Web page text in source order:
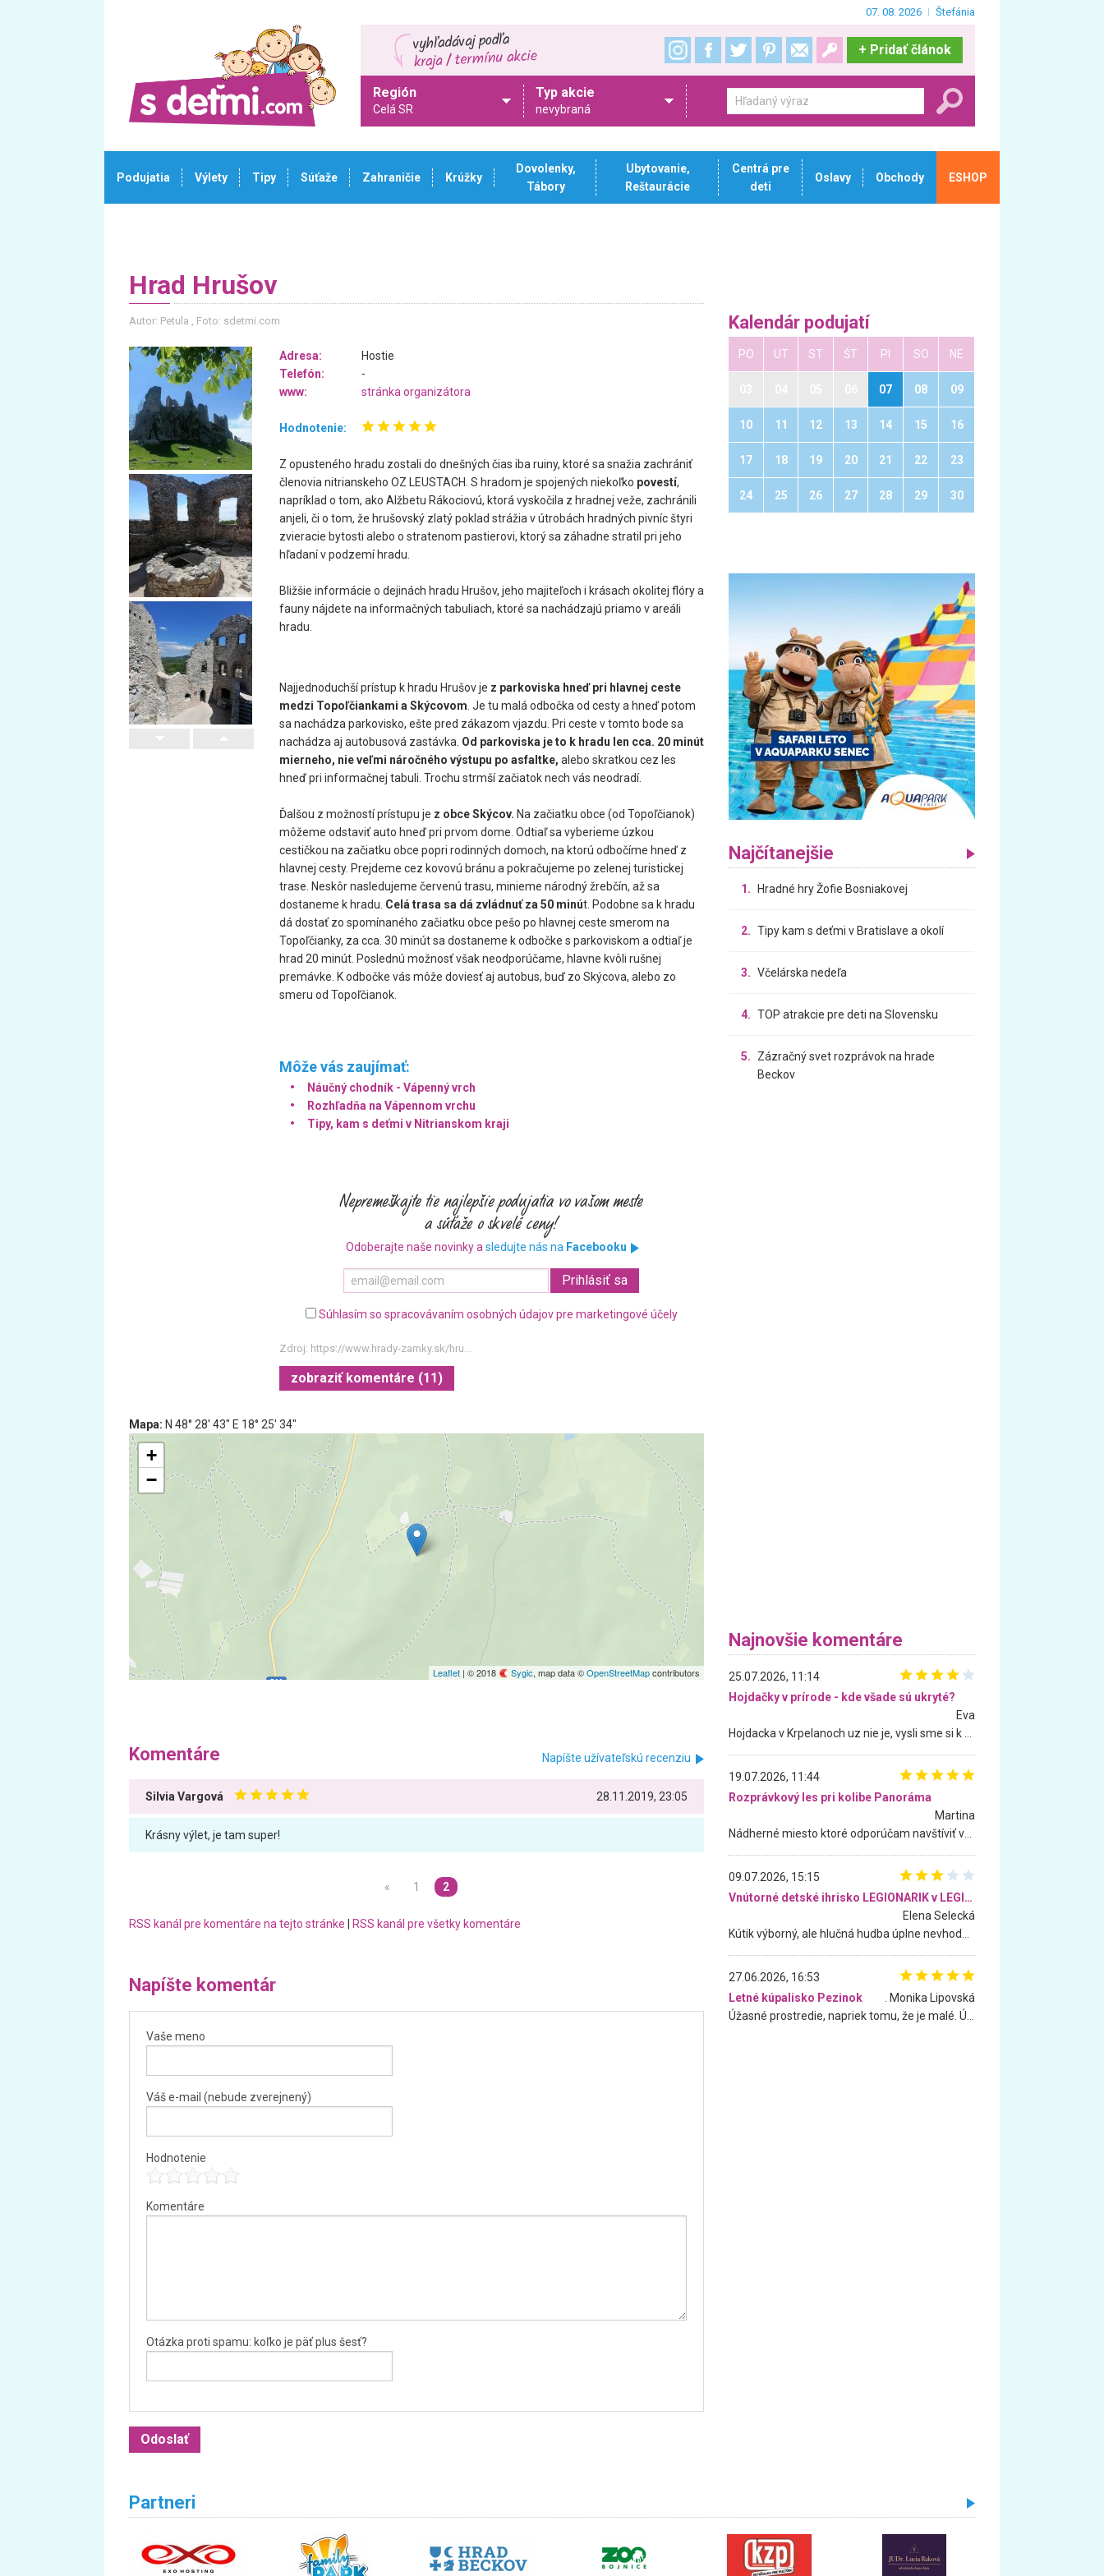
07. 08. 2026 Štefánia
+ Pridať článok
Región
Celá SR
Typ akcie
nevybraná
Podujatia Výlety Tipy Súťaže Zahraničie Krúžky
Dovolenky,
Tábory
Ubytovanie,
Reštaurácie
Centrá pre
deti
Oslavy Obchody ESHOP
Hrad Hrušov
Autor: Petula , Foto: sdetmi.com
Adresa:
Hostie
Telefón:
-
www:
stránka organizátora
Hodnotenie:
Z opusteného hradu zostali do dnešných čias iba ruiny, ktoré sa snažia zachrániť
členovia nitrianskeho OZ LEUSTACH. S hradom je spojených niekoľko povestí,
napríklad o tom, ako Alžbetu Rákociovú, ktorá vyskočila z hradnej veže, zachránili
anjeli, či o tom, že hrušovský zlatý poklad strážia v útrobách hradných pivníc štyri
zvieracie bytosti alebo o stratenom pastierovi, ktorý sa záhadne stratil pri jeho
hľadaní v podzemí hradu.
Bližšie informácie o dejinách hradu Hrušov, jeho majiteľoch i krásach okolitej flóry a
fauny nájdete na informačných tabuliach, ktoré sa nachádzajú priamo v areáli
hradu.
Najjednoduchší prístup k hradu Hrušov je z parkoviska hneď pri hlavnej ceste
medzi Topoľčiankami a Skýcovom . Je tu malá odbočka od cesty a hneď potom
sa nachádza parkovisko, ešte pred zákazom vjazdu. Pri ceste v tomto bode sa
nachádza aj autobusová zastávka. Od parkoviska je to k hradu len cca. 20 minút
mierneho, nie veľmi náročného výstupu po asfaltke, alebo skratkou cez les
hneď pri informačnej tabuli. Trochu strmší začiatok nech vás neodradí.
Ďalšou z možností prístupu je z obce Skýcov. Na začiatku obce (od Topoľčianok)
môžeme odstaviť auto hneď pri prvom dome. Odtiaľ sa vyberieme úzkou
cestičkou na začiatku obce popri rodinných domoch, na ktorú odbočíme hneď z
hlavnej cesty. Prejdeme cez kovovú bránu a pokračujeme po zelenej turistickej
trase. Neskôr nasledujeme červenú trasu, minieme národný žrebčín, až sa
dostaneme k hradu. Celá trasa sa dá zvládnuť za 50 minút. Podobne sa k hradu
dá dostať zo spomínaného začiatku obce pešo po hlavnej ceste smerom na
Topoľčianky, za cca. 30 minút sa dostaneme k odbočke s parkoviskom a odtiaľ je
hrad 20 minút. Poslednú možnosť však neodporúčame, hlavne kvôli rušnej
premávke. K odbočke vás môže doviesť aj autobus, buď zo Skýcova, alebo zo
smeru od Topoľčianok.
Môže vás zaujímať:
Náučný chodník - Vápenný vrch
Rozhľadňa na Vápennom vrchu
Tipy, kam s deťmi v Nitrianskom kraji
Odoberajte naše novinky a sledujte nás na Facebooku
Súhlasím so spracovávaním osobných údajov pre marketingové účely
Zdroj: https://www.hrady-zamky.sk/hru...
zobraziť komentáre (11)
Mapa: N 48° 28′ 43″ E 18° 25′ 34″
+
−
Leaflet | © 2018 Sygic, map data ©OpenStreetMapcontributors
Komentáre Napíšte užívateľskú recenziu
Silvia Vargová 28.11.2019, 23:05
Krásny výlet, je tam super!
« 1 2
RSS kanál pre komentáre na tejto stránke RSS kanál pre všetky komentáre
Napíšte komentár
Vaše meno
Váš e-mail (nebude zverejnený)
Hodnotenie
Komentáre
Otázka proti spamu: koľko je päť plus šesť?
Kalendár podujatí
PO UT ST ŠT PI SO NE
07 08 09
10 11 12 13 14 15 16
17 18 19 20 21 22 23
24 25 26 27 28 29 30
Najčítanejšie
1. Hradné hry Žofie Bosniakovej
2. Tipy kam s deťmi v Bratislave a okolí
3. Včelárska nedeľa
4. TOP atrakcie pre deti na Slovensku
5.
Zázračný svet rozprávok na hrade
Beckov
Najnovšie komentáre
25.07.2026, 11:14
Hojdačky v prírode - kde všade sú ukryté?
Eva
19.07.2026, 11:44
Rozprávkový les pri kolibe Panoráma
Martina
09.07.2026, 15:15
Vnútorné detské ihrisko LEGIONARIK v LEGIA Fitness
Elena Selecká
27.06.2026, 16:53
Letné kúpalisko Pezinok
. Monika Lipovská
Partneri